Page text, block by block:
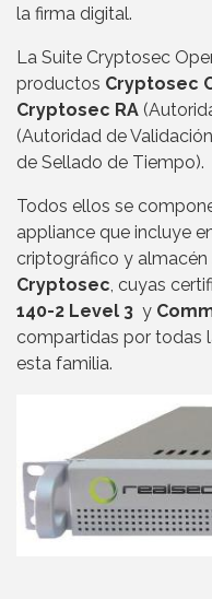
la firma digital.
La Suite Cryptosec
productos Cryptosec
Cryptosec RA
(Autoridad de
de Sellado de Tiempo).
Todos ellos se
appliance que incluye
criptográfico y
Cryptosec, cuyas
140-2 Level 3 y
compartidas por todas
esta familia.